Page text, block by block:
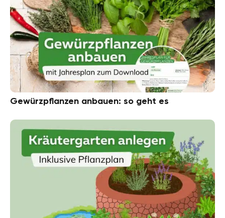
Gewürzpflanzen anbauen: so geht es